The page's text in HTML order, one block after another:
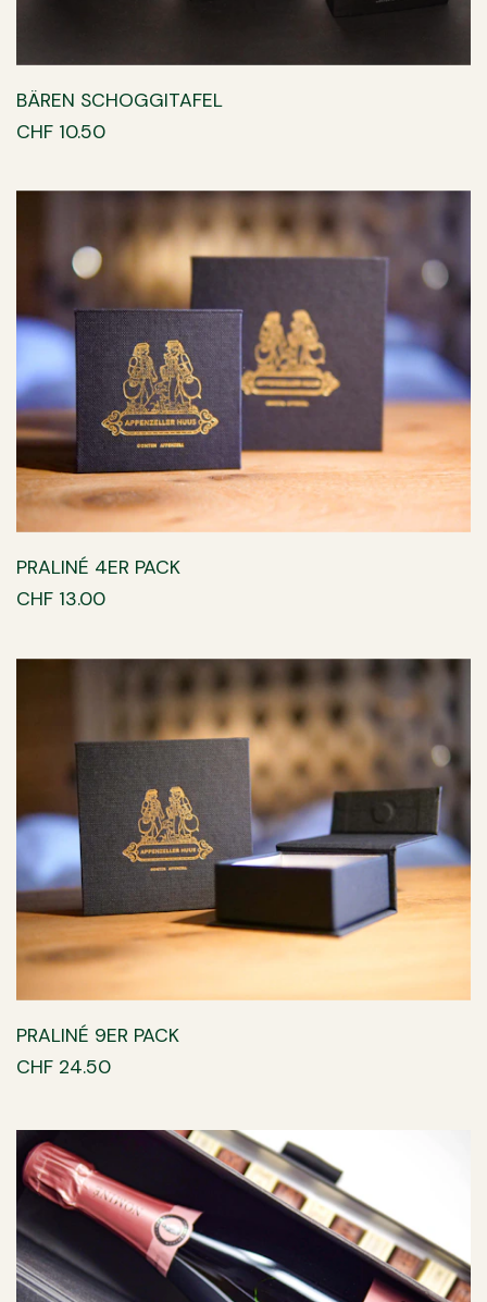
BÄREN SCHOGGITAFEL
CHF 10.50
PRALINÉ 4ER PACK
CHF 13.00
PRALINÉ 9ER PACK
CHF 24.50